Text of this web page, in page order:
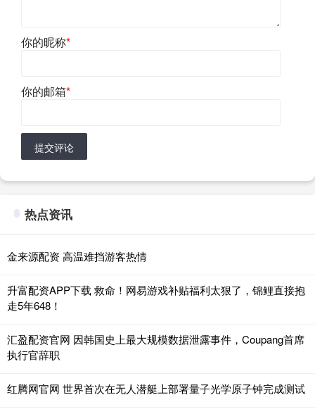
你的昵称*
你的邮箱*
提交评论
热点资讯
金来源配资 高温难挡游客热情
升富配资APP下载 救命！网易游戏补贴福利太狠了，锦鲤直接抱
走5年648！
汇盈配资官网 因韩国史上最大规模数据泄露事件，Coupang首席
执行官辞职
红腾网官网 世界首次在无人潜艇上部署量子光学原子钟完成测试